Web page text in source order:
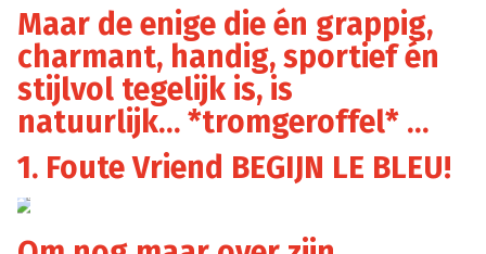
Maar de enige die én grappig,
charmant, handig, sportief én
stijlvol tegelijk is, is
natuurlijk… *tromgeroffel* …
1. Foute Vriend BEGIJN LE BLEU!
2BE